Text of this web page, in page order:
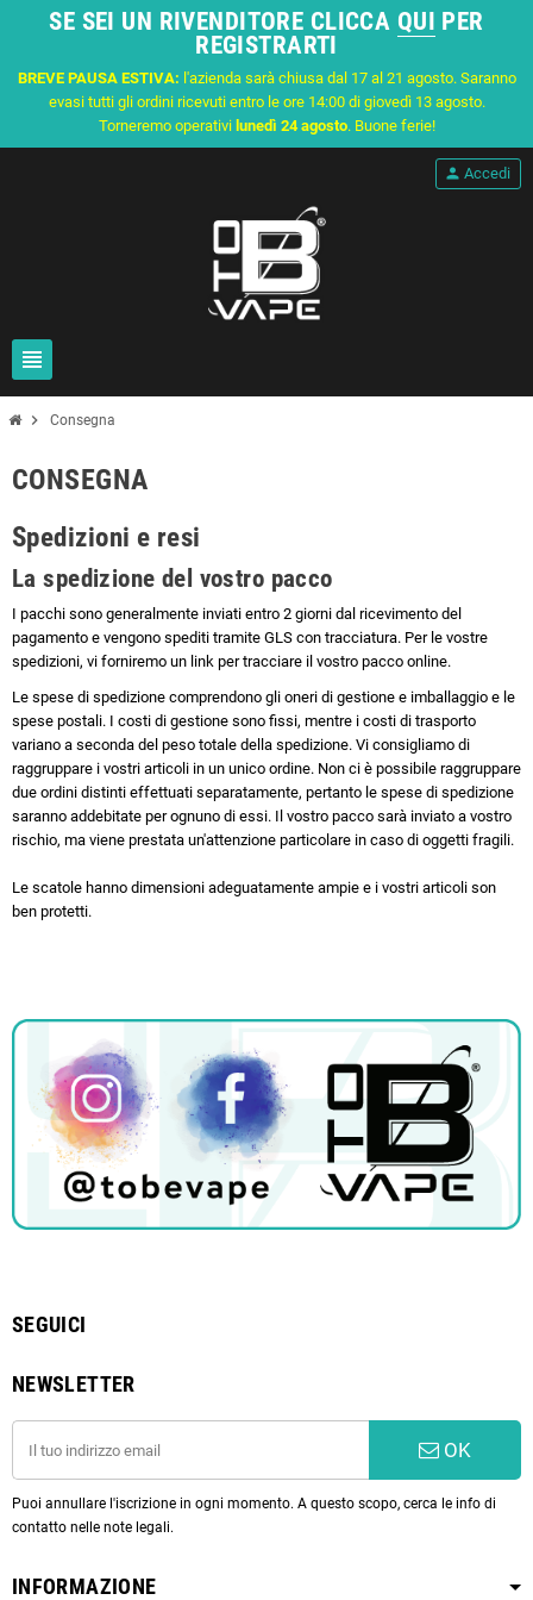
SE SEI UN RIVENDITORE CLICCA QUI PER
REGISTRARTI
BREVE PAUSA ESTIVA: l'azienda sarà chiusa dal 17 al 21 agosto. Saranno
evasi tutti gli ordini ricevuti entro le ore 14:00 di giovedì 13 agosto.
Torneremo operativi lunedì 24 agosto. Buone ferie!
view_headline
person Accedi
chevron_right Consegna
CONSEGNA
Spedizioni e resi
La spedizione del vostro pacco
I pacchi sono generalmente inviati entro 2 giorni dal ricevimento del
pagamento e vengono spediti tramite GLS con tracciatura. Per le vostre
spedizioni, vi forniremo un link per tracciare il vostro pacco online.
Le spese di spedizione comprendono gli oneri di gestione e imballaggio e le
spese postali. I costi di gestione sono fissi, mentre i costi di trasporto
variano a seconda del peso totale della spedizione. Vi consigliamo di
raggruppare i vostri articoli in un unico ordine. Non ci è possibile raggruppare
due ordini distinti effettuati separatamente, pertanto le spese di spedizione
saranno addebitate per ognuno di essi. Il vostro pacco sarà inviato a vostro
rischio, ma viene prestata un'attenzione particolare in caso di oggetti fragili.
Le scatole hanno dimensioni adeguatamente ampie e i vostri articoli son
ben protetti.
SEGUICI
NEWSLETTER
OK
Puoi annullare l'iscrizione in ogni momento. A questo scopo, cerca le info di
contatto nelle note legali.
INFORMAZIONE